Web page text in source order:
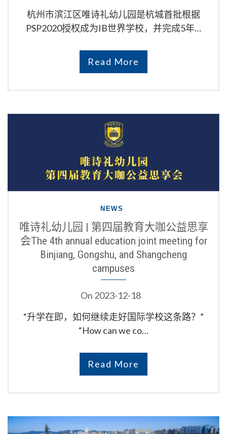
杭州市滨江区唯诗礼幼儿园是杭城首批根据
PSP2020授权成为IB世界学校，并完成5年…
Read More
NEWS
唯诗礼幼儿园 | 第四届教育大咖公益思享
会The 4th annual education joint meeting for
Binjiang, Gongshu, and Shangcheng
campuses
On 2023-12-18
“升学在即，如何继续走好国际学校这条路？”
“How can we co…
Read More